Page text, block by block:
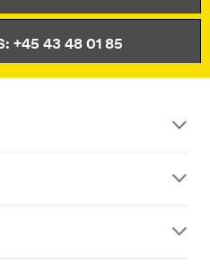
+45 43 48 01 85